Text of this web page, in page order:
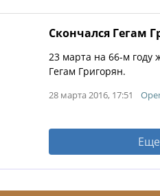
Скончался Гегам
23 марта на 66-м
Гегам Григорян.
28 марта 2016, 17:51